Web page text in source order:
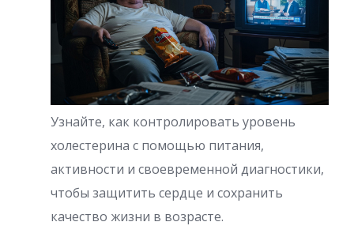
Узнайте, как контролировать уровень
холестерина с помощью питания,
активности и своевременной диагностики,
чтобы защитить сердце и сохранить
качество жизни в возрасте.